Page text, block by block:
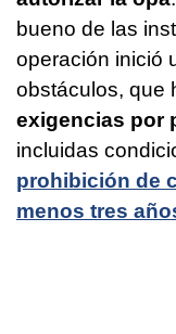
bueno de las
operación inició
obstáculos, que
exigencias por
incluidas
prohibición de
menos tres